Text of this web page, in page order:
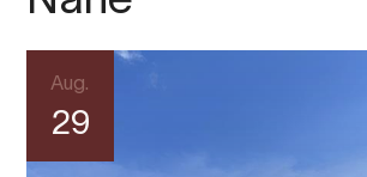
Aug.
29